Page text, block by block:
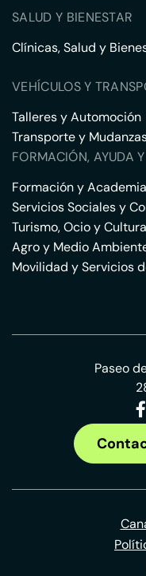
SALUD Y BIENESTAR
Clínicas, Salud y
VEHÍCULOS Y
Talleres y Automoción
Transporte y
FORMACIÓN, AYUDA
Formación y
Servicios Sociales y
Turismo, Ocio y Cultura
Agro y Medio
Movilidad y Servicios
Paseo